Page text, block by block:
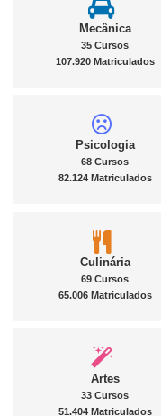
Mecânica
35 Cursos
107.920 Matriculados
Psicologia
68 Cursos
82.124 Matriculados
Culinária
69 Cursos
65.006 Matriculados
Artes
33 Cursos
51.404 Matriculados